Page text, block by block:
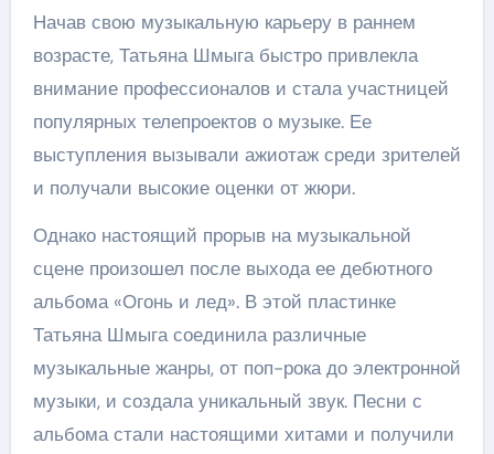
Начав свою музыкальную карьеру в раннем
возрасте, Татьяна Шмыга быстро привлекла
внимание профессионалов и стала участницей
популярных телепроектов о музыке. Ее
выступления вызывали ажиотаж среди зрителей
и получали высокие оценки от жюри.
Однако настоящий прорыв на музыкальной
сцене произошел после выхода ее дебютного
альбома «Огонь и лед». В этой пластинке
Татьяна Шмыга соединила различные
музыкальные жанры, от поп-рока до электронной
музыки, и создала уникальный звук. Песни с
альбома стали настоящими хитами и получили